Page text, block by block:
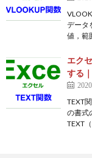
データ
値，範
エク
する
TEXT
の書式
TEXT